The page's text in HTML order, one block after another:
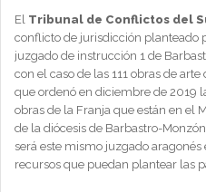
El Tribunal de Conflictos del
conflicto de jurisdicción planteado
juzgado de instrucción 1 de
con el caso de las 111 obras de
que ordenó en diciembre de 2019
obras de la Franja que están en el
de la diócesis de Barbastro-
será este mismo juzgado
recursos que puedan plantear las